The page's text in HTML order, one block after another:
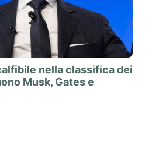
nella classifica dei
Musk, Gates e